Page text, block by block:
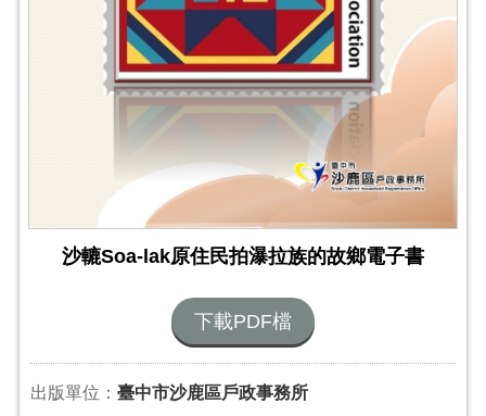
沙轆Soa-lak原住民拍瀑拉族的故鄉電子書
下載PDF檔
出版單位： 臺中市沙鹿區戶政事務所